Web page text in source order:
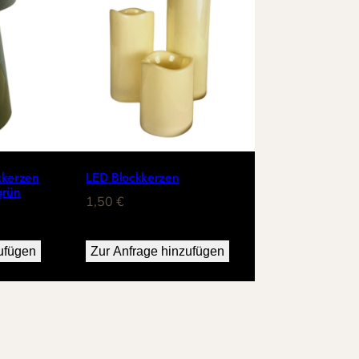
LED Blockkerzen
1,50€
Zur Anfrage hinzufügen